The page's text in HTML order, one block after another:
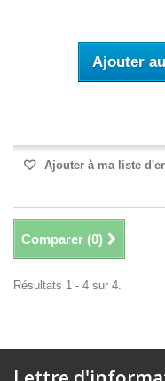
Ajouter
Ajouter à ma liste
Comparer (0)
Résultats 1 - 4 sur 4.